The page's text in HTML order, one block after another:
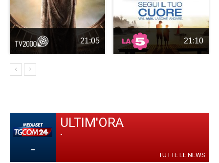
21:05 21:10
-
ULTIM'ORA
-
TUTTE LE NEWS